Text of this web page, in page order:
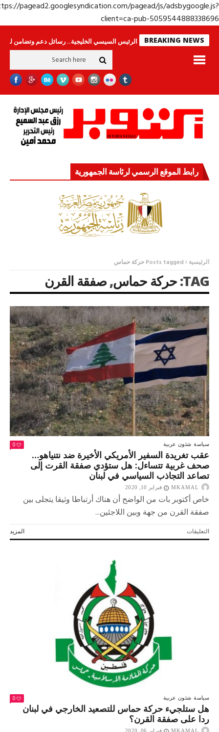
https://pagead2.googlesyndication.com/pagead/js/
client=ca-pub-
BREAKING NEWS
جولة الرئيس السيسي الخليجية.. رسائل دعم وتضامن للأشقاء جهاز
رابط الموقع الرسمي لرئاسة الجمهورية
الرئيسية Posts tagged حركة حماس
TAG: حركة حماس,صفقة القرن
سياسة شئون عربية 0
عقب تغريدة السفير الأمريكي الأخيرة ضد نتنياهو…
صحف غربية تتساءل: هل ستؤدي صفقة القرت إلى
تصاعد التجاذب السياسي في لبنان
MKAMAL فبراير 10, 2020
خاص أكتوبر بات من الواضح أن هناك أرتباطا وثيقا يتجلى بين
صفقة القرن من جهة وبين اللاجئين...
المزيد التعليقاتعلى
عقب
السياسي
في
لبنان
سياسة شئون عربية 0
هل ستلجيء حركة حماس للتصعيد الخارجي في لبنان
ردا على صفقة القرن؟
MKAMAL فبراير 06, 2020